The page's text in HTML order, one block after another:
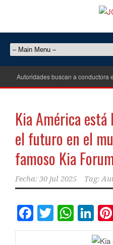
Autoridades buscan a conductora
Kia América
el futuro en el
famoso Kia
Fecha: 30 jul 2025 Tag:
Facebook
Twitter